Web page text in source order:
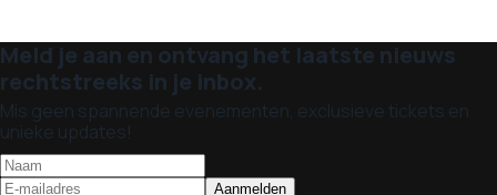
Meld je aan en ontvang het laatste nieuws
rechtstreeks in je inbox.
Mis geen spannende evenementen, exclusieve tickets en
unieke updates!